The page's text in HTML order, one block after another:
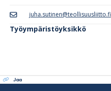
juha.sutinen@teollisuusliitto.fi
Työympäristöyksikkö
Jaa